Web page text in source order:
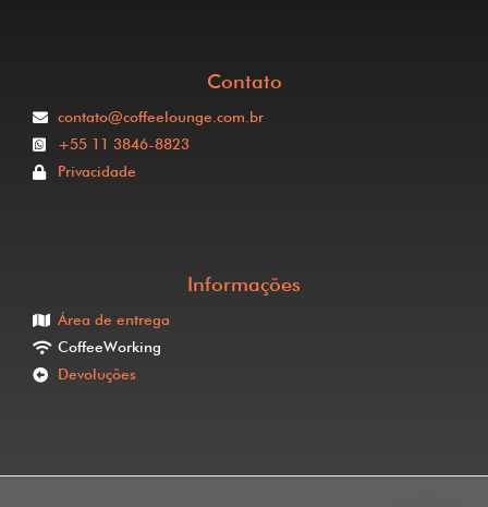
Contato
contato@coffeelounge.com.br
+55 11 3846-8823
Privacidade
Informações
Área de entrega
CoffeeWorking
Devoluções